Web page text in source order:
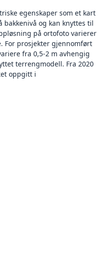
egenskaper som et kart
og kan knyttes til
på ortofoto varierer
For prosjekter gjennomført
fra 0,5-2 m avhengig
terrengmodell. Fra 2020
oppgitt i